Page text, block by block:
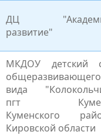
ДЦ
развитие"
МКДОУ детский
общеразвивающего
вида
пгт
Куменского
Кировской области